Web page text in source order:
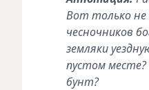
Вот только не
чесночников
земляки
пустом
бунт?